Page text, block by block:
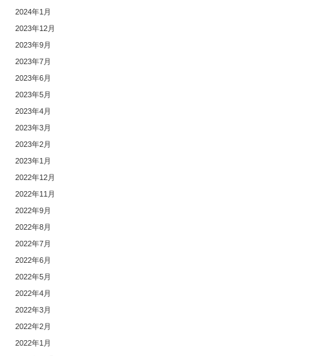
2024年1月
2023年12月
2023年9月
2023年7月
2023年6月
2023年5月
2023年4月
2023年3月
2023年2月
2023年1月
2022年12月
2022年11月
2022年9月
2022年8月
2022年7月
2022年6月
2022年5月
2022年4月
2022年3月
2022年2月
2022年1月